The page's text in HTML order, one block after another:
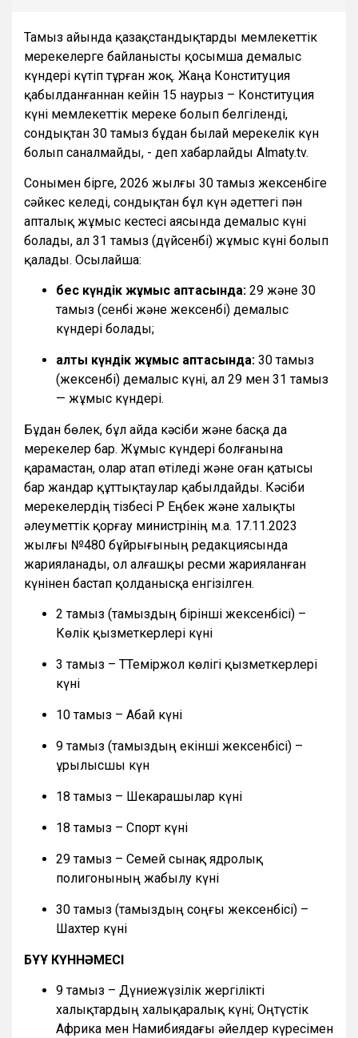
Тамыз айында қазақстандықтарды мемлекеттік
мерекелерге байланысты қосымша демалыс
күндері күтіп тұрған жоқ. Жаңа Конституция
қабылданғаннан кейін 15 наурыз – Конституция
күні мемлекеттік мереке болып белгіленді,
сондықтан 30 тамыз бұдан былай мерекелік күн
болып саналмайды, - деп хабарлайды Almaty.tv.
Сонымен бірге, 2026 жылғы 30 тамыз жексенбіге
сәйкес келеді, сондықтан бұл күн әдеттегі пән
апталық жұмыс кестесі аясында демалыс күні
болады, ал 31 тамыз (дүйсенбі) жұмыс күні болып
қалады. Осылайша:
бес күндік жұмыс аптасында: 29 және 30
тамыз (сенбі және жексенбі) демалыс
күндері болады;
алты күндік жұмыс аптасында: 30 тамыз
(жексенбі) демалыс күні, ал 29 мен 31 тамыз
— жұмыс күндері.
Бұдан бөлек, бұл айда кәсіби және басқа да
мерекелер бар. Жұмыс күндері болғанына
қарамастан, олар атап өтіледі және оған қатысы
бар жандар құттықтаулар қабылдайды. Кәсіби
мерекелердің тізбесі ҚР Еңбек және халықты
әлеуметтік қорғау министрінің м.а. 17.11.2023
жылғы №480 бұйрығының редакциясында
жарияланады, ол алғашқы ресми жарияланған
күнінен бастап қолданысқа енгізілген.
2 тамыз (тамыздың бірінші жексенбісі) –
Көлік қызметкерлері күні
3 тамыз – ТТеміржол көлігі қызметкерлері
күні
10 тамыз – Абай күні
9 тамыз (тамыздың екінші жексенбісі) –
Құрылысшы күн
18 тамыз – Шекарашылар күні
18 тамыз – Спорт күні
29 тамыз – Семей сынақ ядролық
полигонының жабылу күні
30 тамыз (тамыздың соңғы жексенбісі) –
Шахтер күні
БҰҰ КҮННӘМЕСІ
9 тамыз – Дүниежүзілік жергілікті
халықтардың халықаралық күні; Оңтүстік
Африка мен Намибиядағы әйелдер күресімен